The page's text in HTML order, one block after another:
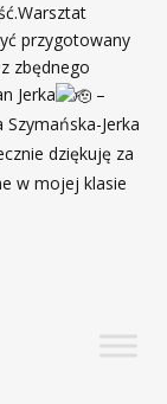
przygotowany
zbędnego
Jerka
–
Szymańska-Jerka
dziękuję za
w mojej klasie